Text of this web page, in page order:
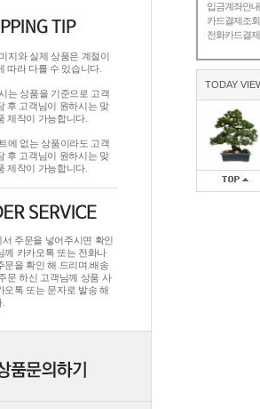
입금계좌안내
카드결제조회
전화카드결제
TODAY
지와 실제 상품은 계절이
따라 다를 수 있습니다.
는 상품을 기준으로 고객
후 고객님이 원하시는 맞
제작이 가능합니다.
에 없는 상품이라도 고객
후 고객님이 원하시는 맞
제작이 가능합니다.
서 주문을 넣어주시면 확인
께 카카오톡 또는 전화나
문을 확인 해 드리며.배송
문 하신 고객님께 상품 사
오톡 또는 문자로 발송 해